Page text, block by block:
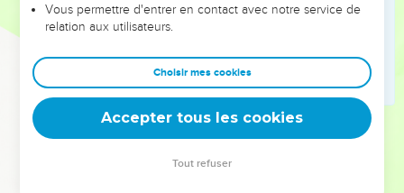
direction et que, de ton côté, tu ne dépasseras pas ce tas et
ce monument dans ma direction avec de mauvaises
intentions.
Que le Dieu d'Abraham et le Dieu de Nachor – c’est-à-dire
le Dieu de leur ancêtre – soient juges entre nous ! » Jacob
prêta serment au nom de celui que craignait son père Isaac.
Vous permettre d'entrer en contact avec notre service de
relation aux utilisateurs.
Choisir mes cookies
Accepter tous les cookies
Tout refuser